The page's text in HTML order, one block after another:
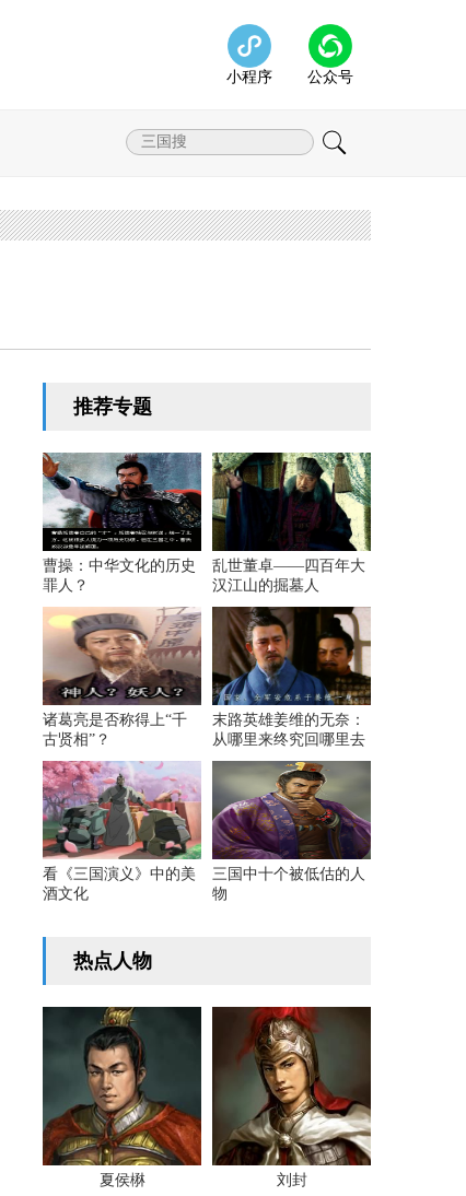
公众号
小程序
推荐专题
曹操：中华文化的历史
罪人？
乱世董卓——四百年大
汉江山的掘墓人
诸葛亮是否称得上“千
古贤相”？
末路英雄姜维的无奈：
从哪里来终究回哪里去
看《三国演义》中的美
酒文化
三国中十个被低估的人
物
热点人物
夏侯楙 刘封